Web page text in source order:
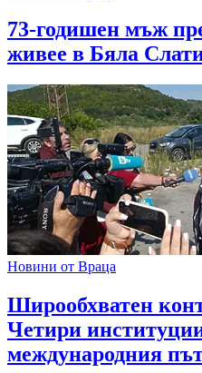
73-годишен мъж
живее в Бяла
Новини от Враца
Широобхватен
Четири
международния